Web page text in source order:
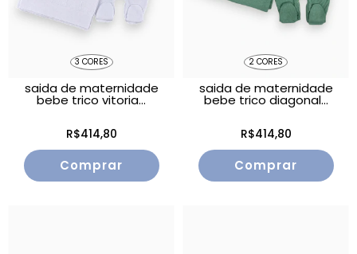
3 CORES
saida de maternidade
bebe trico vitoria...
R$414,80
Comprar
2 CORES
saida de maternidade
bebe trico diagonal...
R$414,80
Comprar